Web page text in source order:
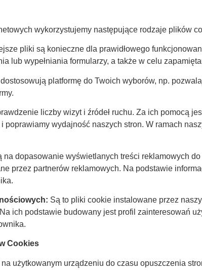
wykorzystujemy następujące rodzaje plików
pliki są konieczne dla prawidłowego
lub wypełniania formularzy, a także w celu
platformę do Twoich wyborów, np.
liczby wizyt i źródeł ruchu. Za ich pomocą
poprawiamy wydajność naszych stron. W ramach
na dopasowanie wyświetlanych treści reklamowych
przez partnerów reklamowych. Na podstawie
Są to pliki cookie instalowane przez
ich podstawie budowany jest profil zainteresowań
Cookies
użytkowanym urządzeniu do czasu opuszczenia